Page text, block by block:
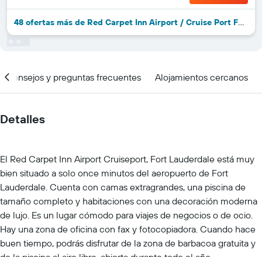
48 ofertas más de Red Carpet Inn Airport / Cruise Port Fort Lauderdale
Consejos y preguntas frecuentes Alojamientos cercanos
Detalles
El Red Carpet Inn Airport Cruiseport, Fort Lauderdale está muy
bien situado a solo once minutos del aeropuerto de Fort
Lauderdale. Cuenta con camas extragrandes, una piscina de
tamaño completo y habitaciones con una decoración moderna
de lujo. Es un lugar cómodo para viajes de negocios o de ocio.
Hay una zona de oficina con fax y fotocopiadora. Cuando hace
buen tiempo, podrás disfrutar de la zona de barbacoa gratuita y